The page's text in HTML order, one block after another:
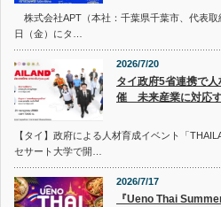
株式会社APT（本社：千葉県千葉市、代表取
日（金）にタ…
2026/7/20
タイ政府5省連携で
催 未来産業に対応
【タイ】政府による人材育成イベント「
セサート大学で開…
2026/7/17
『Ueno Thai